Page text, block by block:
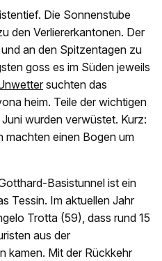
Die Sonnenstube
den Verliererkantonen. Der
an den Spitzentagen zu
goss es im Süden jeweils
suchten das
heim. Teile der wichtigen
wurden verwüstet. Kurz:
machten einen Bogen um
Basistunnel ist ein
Tessin. Im aktuellen Jahr
Trotta (59), dass rund 15
aus der
kamen. Mit der Rückkehr